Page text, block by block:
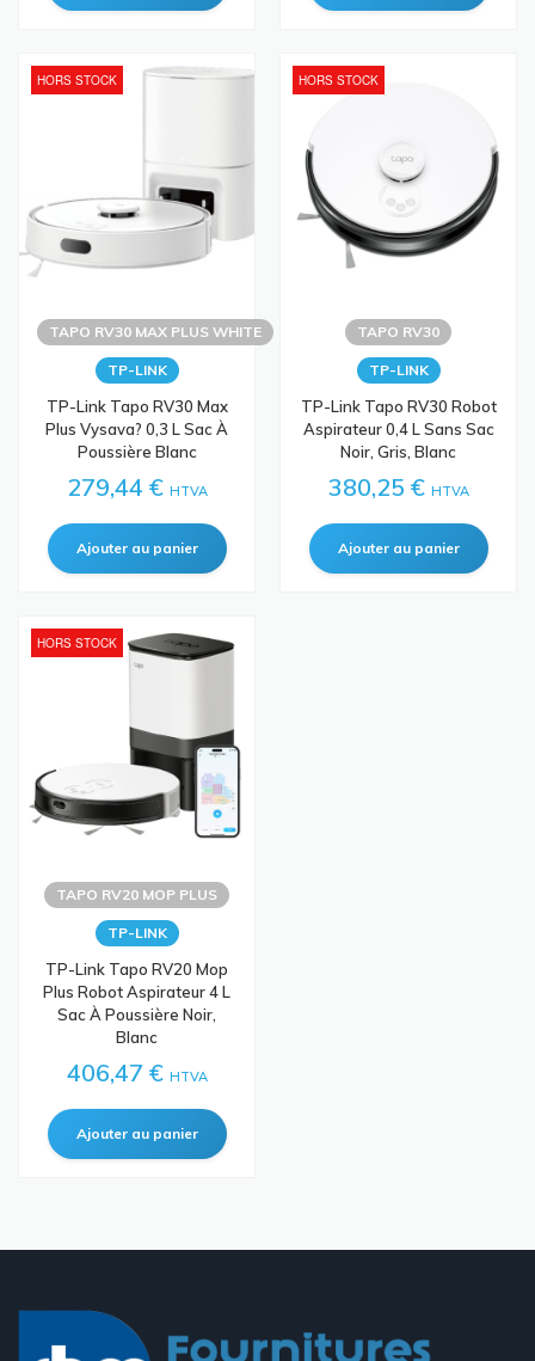
HORS STOCK
TAPO RV30 MAX PLUS WHITE
TP-LINK
TP-Link Tapo RV30 Max
Plus Vysava? 0,3 L Sac À
Poussière Blanc
279,44 € HTVA
HORS STOCK
TAPO RV30
TP-LINK
TP-Link Tapo RV30 Robot
Aspirateur 0,4 L Sans Sac
Noir, Gris, Blanc
380,25 € HTVA
HORS STOCK
TAPO RV20 MOP PLUS
TP-LINK
TP-Link Tapo RV20 Mop
Plus Robot Aspirateur 4 L
Sac À Poussière Noir,
Blanc
406,47 € HTVA